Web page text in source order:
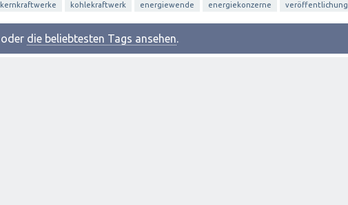
kernkraftwerke kohlekraftwerk energiewende energiekonzerne veröffentlichung
oder die beliebtesten Tags ansehen.